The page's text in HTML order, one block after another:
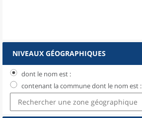
NIVEAUX GÉOGRAPHIQUES
dont le nom est :
contenant la commune dont le nom est :